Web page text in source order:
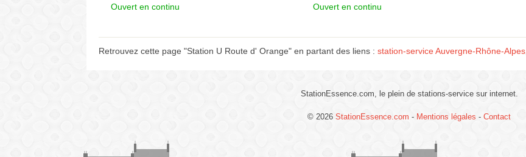
Ouvert en continu
Ouvert en continu
Retrouvez cette page "Station U Route d' Orange" en partant des liens : station-service Auvergne-Rhône-Alpes
StationEssence.com, le plein de stations-service sur internet.
© 2026 StationEssence.com - Mentions légales - Contact